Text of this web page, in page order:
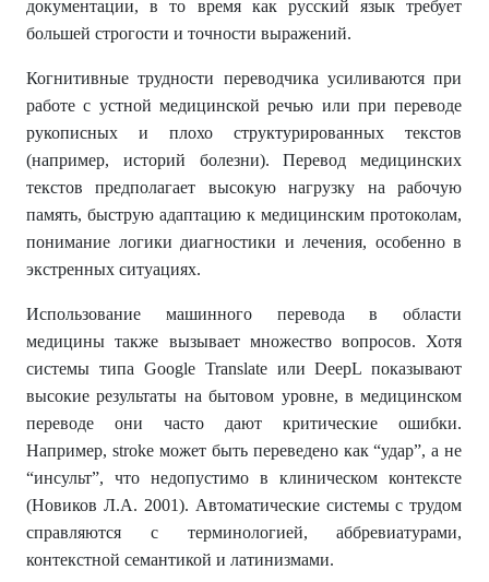
документации, в то время как русский язык требует
большей строгости и точности выражений.
Когнитивные трудности переводчика усиливаются при
работе с устной медицинской речью или при переводе
рукописных и плохо структурированных текстов
(например, историй болезни). Перевод медицинских
текстов предполагает высокую нагрузку на рабочую
память, быструю адаптацию к медицинским протоколам,
понимание логики диагностики и лечения, особенно в
экстренных ситуациях.
Использование машинного перевода в области
медицины также вызывает множество вопросов. Хотя
системы типа Google Translate или DeepL показывают
высокие результаты на бытовом уровне, в медицинском
переводе они часто дают критические ошибки.
Например, stroke может быть переведено как “удар”, а не
“инсульт”, что недопустимо в клиническом контексте
(Новиков Л.А. 2001). Автоматические системы с трудом
справляются с терминологией, аббревиатурами,
контекстной семантикой и латинизмами.